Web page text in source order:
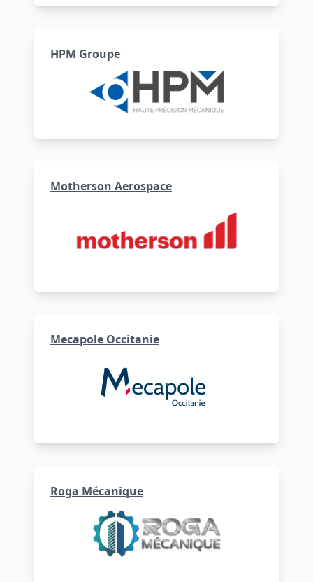
HPM Groupe
Motherson Aerospace
Mecapole Occitanie
Roga Mécanique